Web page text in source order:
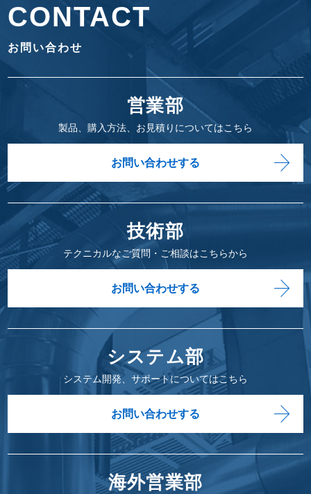
CONTACT
お問い合わせ
営業部
製品、購入方法、お見積りについてはこちら
お問い合わせする
技術部
テクニカルなご質問・ご相談はこちらから
お問い合わせする
システム部
システム開発、サポートについてはこちら
お問い合わせする
海外営業部